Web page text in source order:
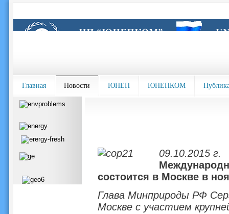
Главная Новости ЮНЕП ЮНЕПКОМ
09.10.2015 г.
состоится в Москве в
Глава Минприроды РФ
Москве с участием